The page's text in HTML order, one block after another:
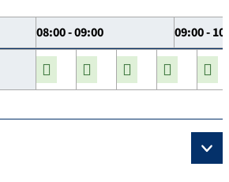
08:00 - 09:00 09:00 -